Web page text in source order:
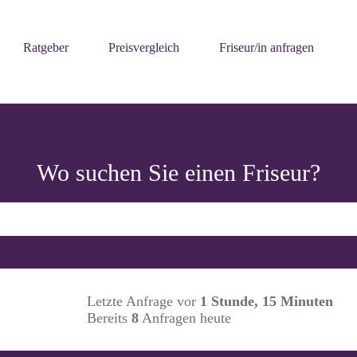
Ratgeber
Preisvergleich Friseur/in anfragen
Wo suchen Sie einen Friseur?
Letzte Anfrage vor 1 Stunde, 15 Minuten
Bereits 8Anfragen heute